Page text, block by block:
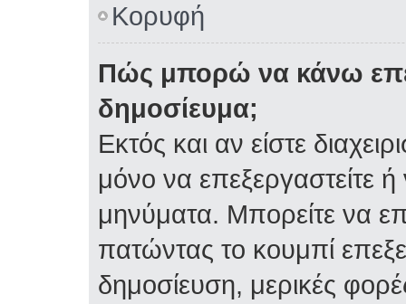
Κορυφή
Πώς μπορώ να κάνω
δημοσίευμα;
Εκτός και αν είστε
μόνο να επεξεργαστείτε
μηνύματα. Μπορείτε να
πατώντας το κουμπί
δημοσίευση, μερικές